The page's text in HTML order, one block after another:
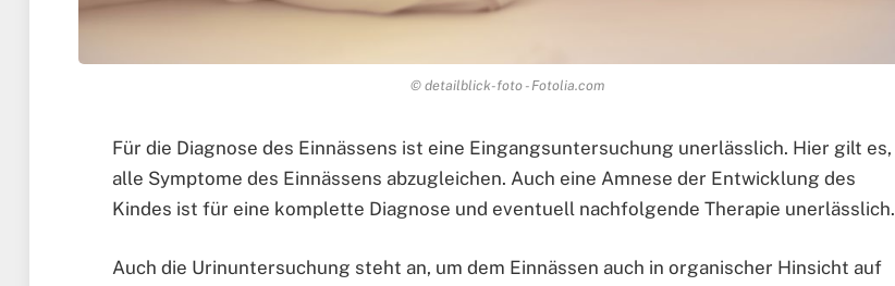
© detailblick-foto - Fotolia.com
Für die Diagnose des Einnässens ist eine Eingangsuntersuchung unerlässlich. Hier gilt es,
alle Symptome des Einnässens abzugleichen. Auch eine Amnese der Entwicklung des
Kindes ist für eine komplette Diagnose und eventuell nachfolgende Therapie unerlässlich.
Auch die Urinuntersuchung steht an, um dem Einnässen auch in organischer Hinsicht auf